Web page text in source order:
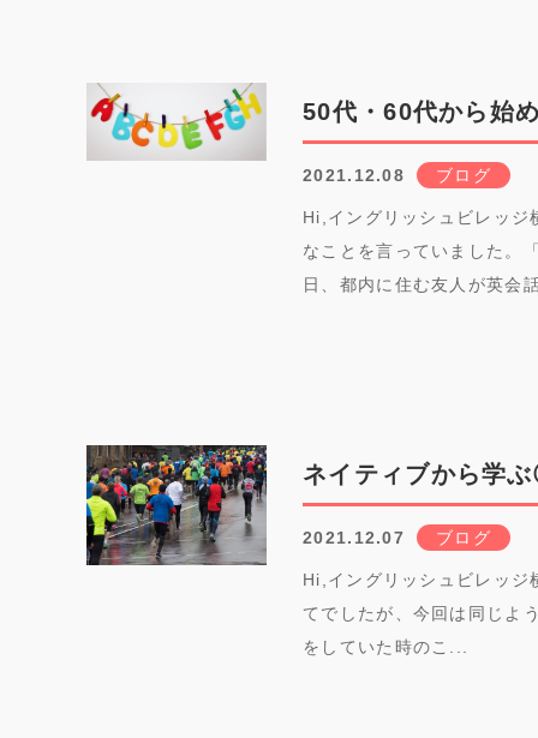
50代・60代から始
2021.12.08 ブログ
Hi,イングリッシュビレッ
なことを言っていました。
日、都内に住む友人が英会
ネイティブから学
2021.12.07 ブログ
Hi,イングリッシュビレッ
てでしたが、今回は同じよ
をしていた時のこ...